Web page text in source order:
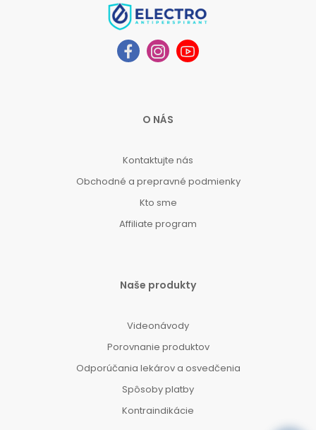
O NÁS
Kontaktujte nás
Obchodné a prepravné podmienky
Kto sme
Affiliate program
Naše produkty
Videonávody
Porovnanie produktov
Odporúčania lekárov a osvedčenia
Spôsoby platby
Kontraindikácie